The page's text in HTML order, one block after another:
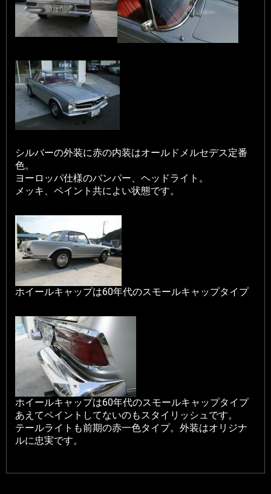
シルバーの外装に赤の内装はオールドメルセデス定番
色。
ヨーロッパ仕様のバンパー、ヘッドライト。
メッキ、ペイント共によい状態です。
ホイールキャップは60年代のスモールキャップタイプ
ホイールキャップは60年代のスモールキャップタイプ
あえてペイントしてないのもスタイリッシュです。
テールライトも前期の赤一色タイプ。外装はオリジナ
ルに忠実です。